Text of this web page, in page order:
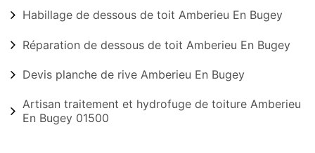
Habillage de dessous de toit Amberieu En Bugey
Réparation de dessous de toit Amberieu En Bugey
Devis planche de rive Amberieu En Bugey
Artisan traitement et hydrofuge de toiture Amberieu
En Bugey 01500